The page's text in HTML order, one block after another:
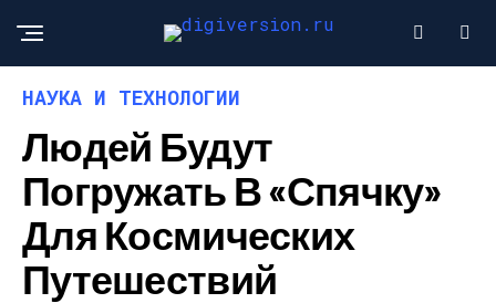
НАУКА И ТЕХНОЛОГИИ
Людей Будут
Погружать В «спячку»
Для Космических
Путешествий